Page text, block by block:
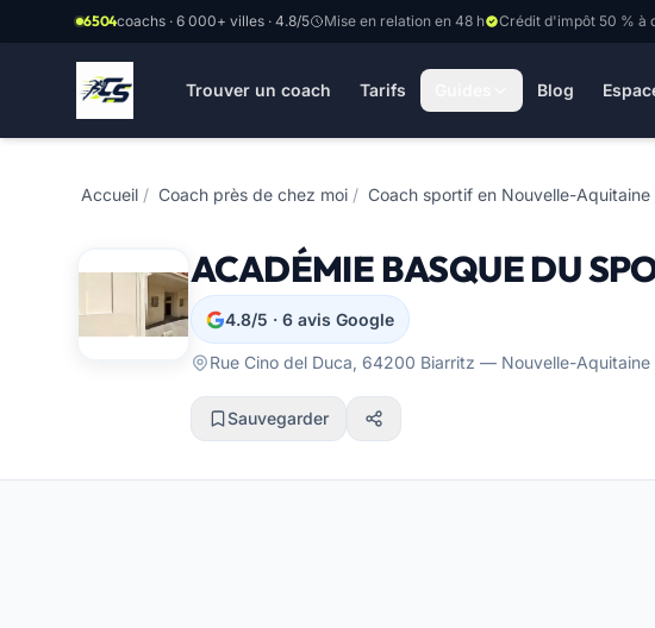
Aller au contenu principal
6504coachs · 6 000+ villes · 4.8/5 Mise en relation en 48 h Crédit d'impôt 50 % à
Trouver un coach Tarifs Blog
Accueil / Coach près de chez moi / Coach sportif en Nouvelle-Aquitaine
ACADÉMIE BASQUE DU
4.8/5 · 6 avis Google
Rue Cino del Duca, 64200 Biarritz — Nouvelle-Aquitaine
Sauvegarder